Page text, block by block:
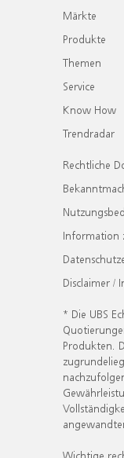
Märkte
Produkte
Themen
Service
Know How
Trendradar
Rechtliche
Information
Disclaimer /
* Die UBS
Produkten.